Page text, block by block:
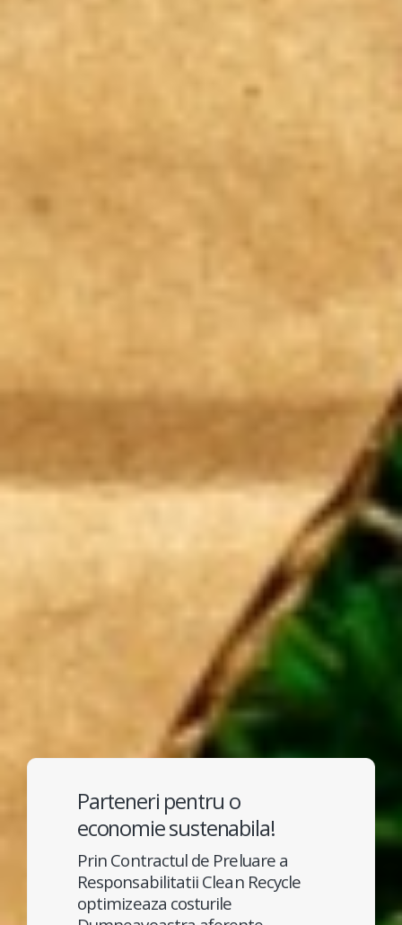
Parteneri pentru o
economie sustenabila!
Prin Contractul de Preluare a
Responsabilitatii Clean Recycle
optimizeaza costurile